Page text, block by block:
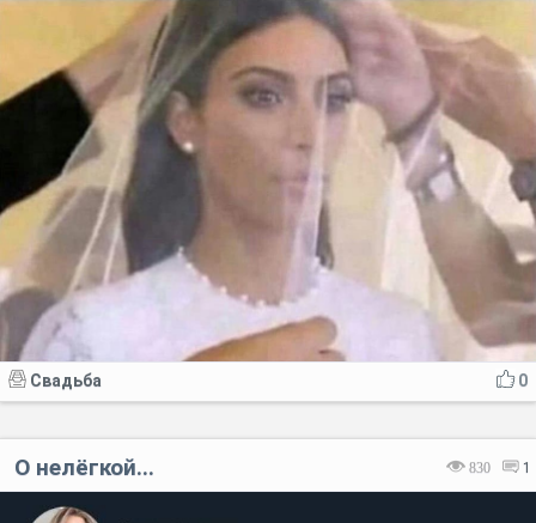
0
Свадьба
830 1
О нелёгкой...